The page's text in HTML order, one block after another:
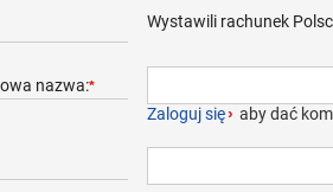
Wystawili rachunek
nazwa:*
Zaloguj się› aby dać